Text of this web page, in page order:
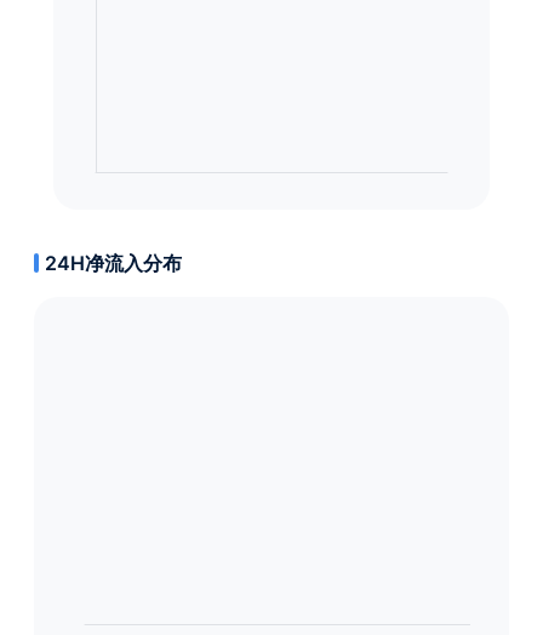
24H净流入分布